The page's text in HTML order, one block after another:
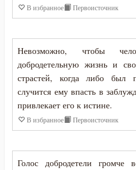
Крестное знамение
Крещение Господне
Кротость
Лень
Лесть
Ложь
В избранное Первоисточник
Невозможно, чтобы
добродетельную жизнь и
страстей, когда либо был
случится ему впасть в
привлекает его к истине.
В избранное Первоисточник
Голос добродетели громче